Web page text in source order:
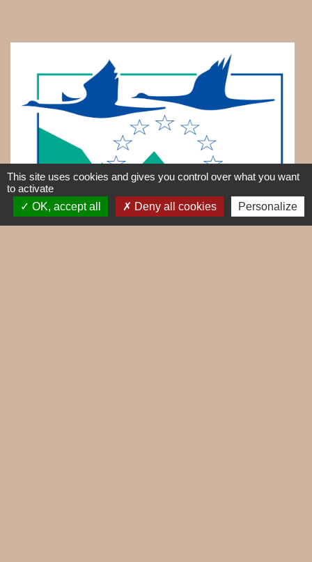
This site uses cookies and gives you control over what you want
to activate
OK, accept all
Deny all cookies Personalize